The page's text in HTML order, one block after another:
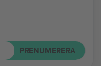
PRENUMERERA